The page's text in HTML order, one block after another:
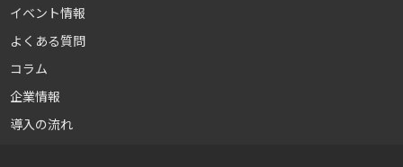
イベント情報
よくある質問
コラム
企業情報
導入の流れ